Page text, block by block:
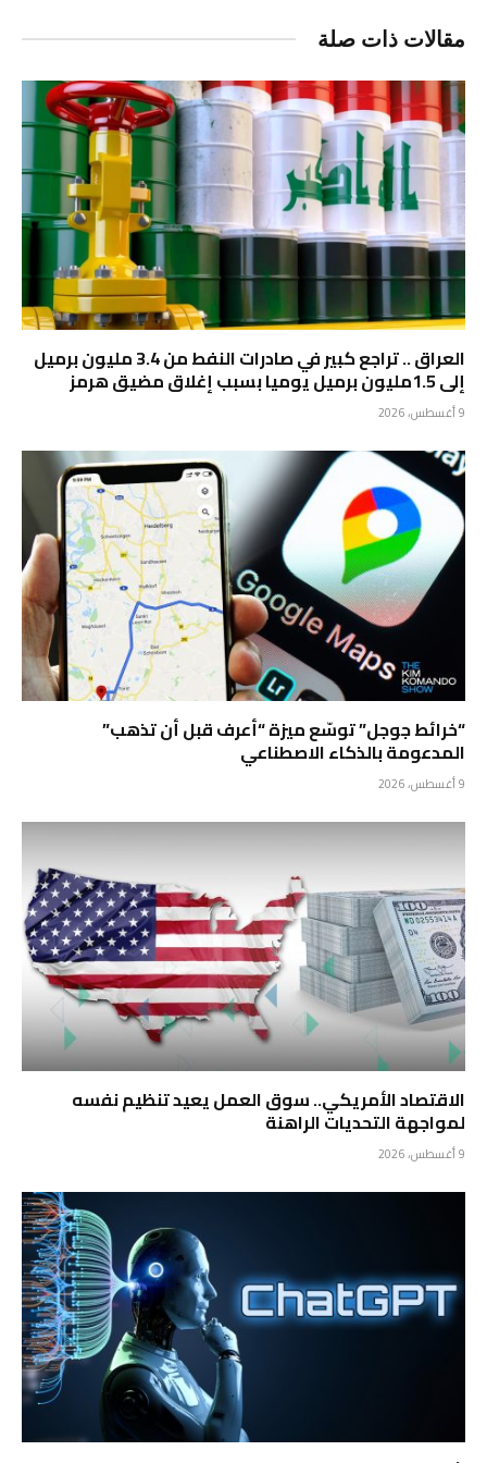
مقالات ذات صلة
العراق .. تراجع كبير في صادرات النفط من 3.4 مليون برميل
إلى 1.5مليون برميل يوميا بسبب إغلاق مضيق هرمز
9 أغسطس، 2026
“خرائط جوجل” توسّع ميزة “أعرف قبل أن تذهب”
المدعومة بالذكاء الاصطناعي
9 أغسطس، 2026
الاقتصاد الأمريكي.. سوق العمل يعيد تنظيم نفسه
لمواجهة التحديات الراهنة
9 أغسطس، 2026